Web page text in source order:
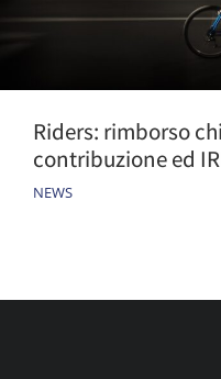
Riders: rimborso
contribuzione ed
NEWS